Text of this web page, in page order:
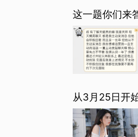
这一题你们来
从3月25日开